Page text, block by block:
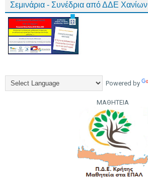
Σεμινάρια - Συνέδρια από ΔΔΕ Χανίων
Powered by
ΜΑΘΗΤΕΙΑ